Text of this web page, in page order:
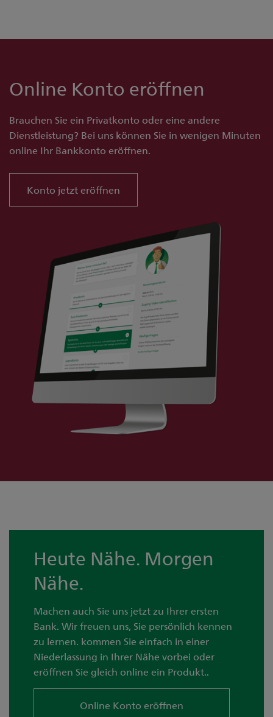
Online Konto eröffnen
Brauchen Sie ein Privatkonto oder eine andere
Dienstleistung? Bei uns können Sie in wenigen Minuten
online Ihr Bankkonto eröffnen.
Konto jetzt eröffnen
Heute Nähe. Morgen
Nähe.
Machen auch Sie uns jetzt zu Ihrer ersten
Bank. Wir freuen uns, Sie persönlich kennen
zu lernen. kommen Sie einfach in einer
Niederlassung in Ihrer Nähe vorbei oder
eröffnen Sie gleich online ein Produkt..
Online Konto eröffnen